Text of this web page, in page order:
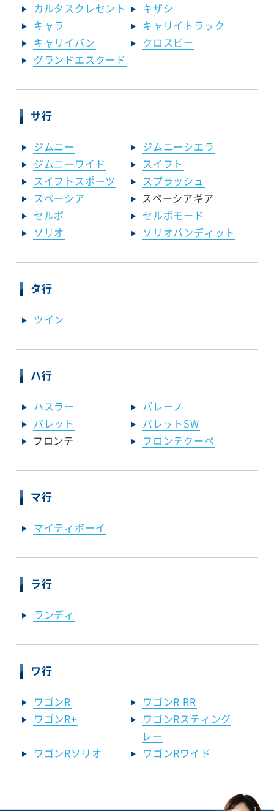
カルタスクレセント
キザシ
キャラ
キャリイトラック
キャリイバン
クロスビー
グランドエスクード
サ行
ジムニー
ジムニーシエラ
ジムニーワイド
スイフト
スイフトスポーツ
スプラッシュ
スペーシア
スペーシアギア
セルボ
セルボモード
ソリオ
ソリオバンディット
タ行
ツイン
ハ行
ハスラー
バレーノ
パレット
パレットSW
フロンテ
フロンテクーペ
マ行
マイティボーイ
ラ行
ランディ
ワ行
ワゴンR
ワゴンR RR
ワゴンR+
ワゴンRスティング
レー
ワゴンRソリオ
ワゴンRワイド